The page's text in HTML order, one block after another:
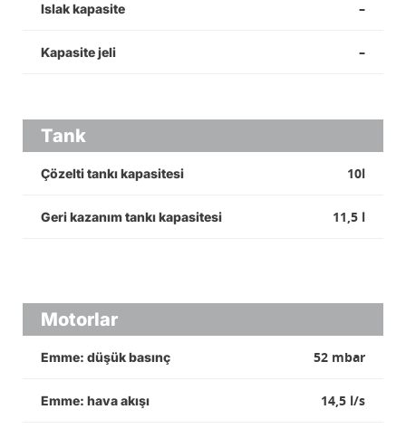
Islak kapasite –
Kapasite jeli –
Tank
Çözelti tankı kapasitesi 10l
Geri kazanım tankı kapasitesi 11,5 l
Motorlar
Emme: düşük basınç 52 mbar
Emme: hava akışı 14,5 l/s